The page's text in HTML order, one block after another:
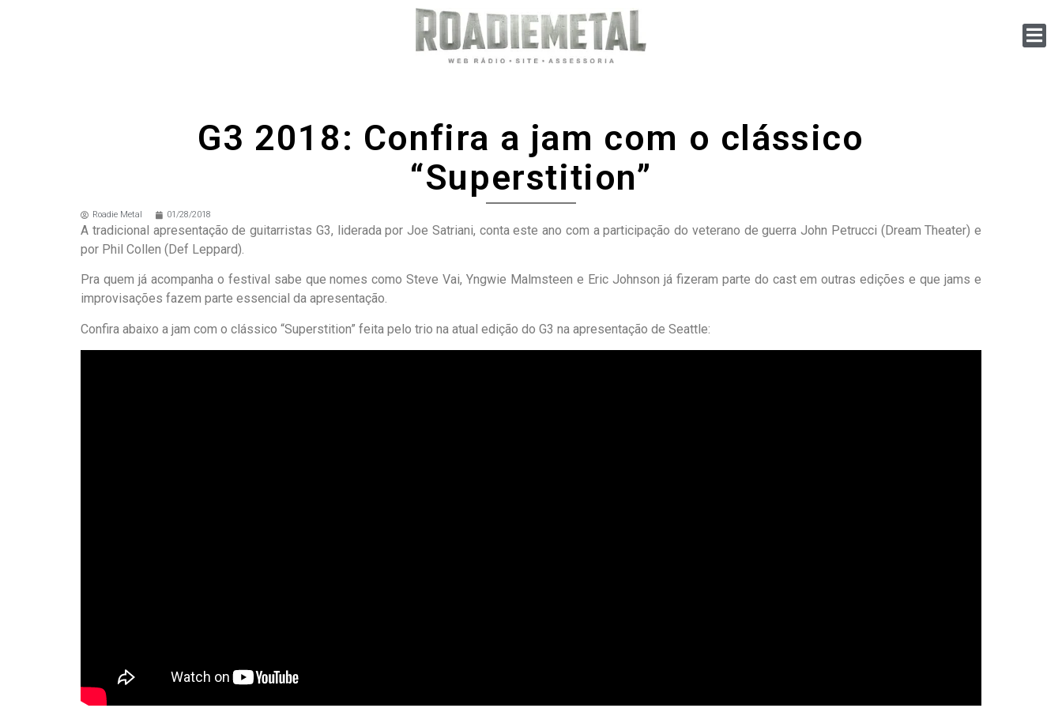
G3 2018: Confira a jam com o clássico
“Superstition”
Roadie Metal 01/28/2018
A tradicional apresentação de guitarristas G3, liderada por Joe Satriani, conta este ano com a participação do veterano de guerra John Petrucci (Dream Theater) e
por Phil Collen (Def Leppard).
Pra quem já acompanha o festival sabe que nomes como Steve Vai, Yngwie Malmsteen e Eric Johnson já fizeram parte do cast em outras edições e que jams e
improvisações fazem parte essencial da apresentação.
Confira abaixo a jam com o clássico “Superstition” feita pelo trio na atual edição do G3 na apresentação de Seattle: